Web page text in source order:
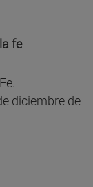
fe
diciembre de